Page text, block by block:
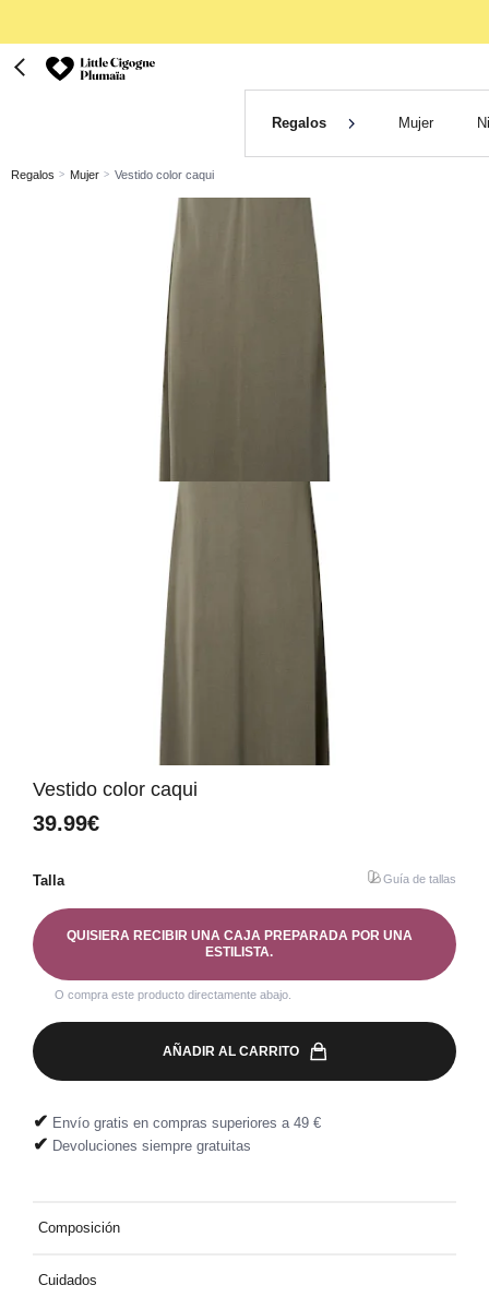
Regalos Mujer
Regalos Mujer Vestido color caqui
Vestido color caqui
39.99€
Talla Guía de tallas
QUISIERA RECIBIR UNA CAJA PREPARADA POR UNA
ESTILISTA.
O compra este producto directamente abajo.
AÑADIR AL CARRITO
✔ Envío gratis en compras superiores a 49 €
✔ Devoluciones siempre gratuitas
Composición
Cuidados